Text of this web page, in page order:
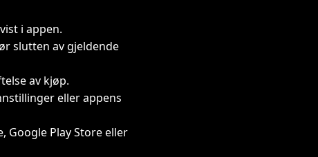
i appen.
slutten av gjeldende
av kjøp.
eller appens
Google Play Store eller